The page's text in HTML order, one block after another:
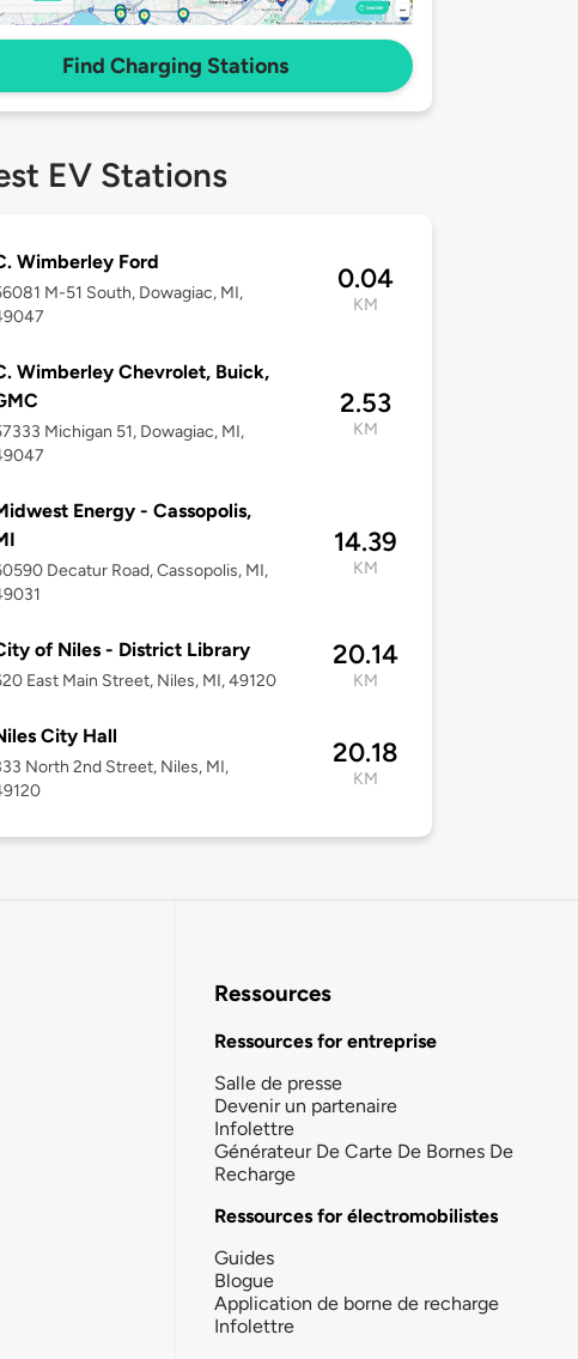
Find Charging Stations
EV Stations
Wimberley Ford
M-51 South, Dowagiac, MI,
0.04
KM
Wimberley Chevrolet, Buick,
Michigan 51, Dowagiac, MI,
2.53
KM
Energy - Cassopolis,
Decatur Road, Cassopolis, MI,
14.39
KM
of Niles - District Library
East Main Street, Niles, MI, 49120
20.14
KM
City Hall
North 2nd Street, Niles, MI,
20.18
KM
Ressources
Ressources for entreprise
Salle de presse
Devenir un partenaire
Infolettre
Générateur De Carte De Bornes De
Recharge
Ressources for électromobilistes
Guides
Blogue
Application de borne de recharge
Infolettre